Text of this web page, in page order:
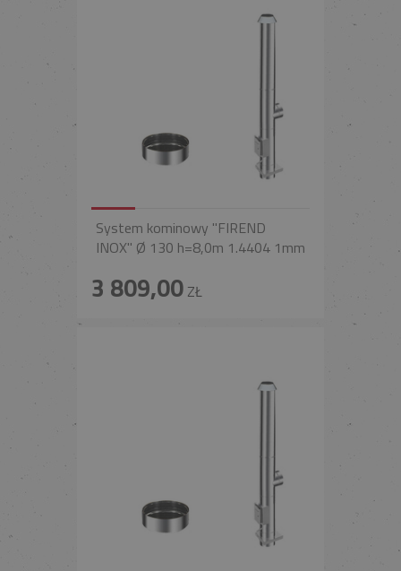
System kominowy "FIREND
INOX" Ø 130 h=8,0m 1.4404 1mm
3 809,00ZŁ